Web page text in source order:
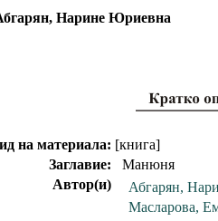
Нарине Юриевна
на материала: [книга]
Заглавие:
Манюня
Автор(и)
Абгарян,
Масларова,